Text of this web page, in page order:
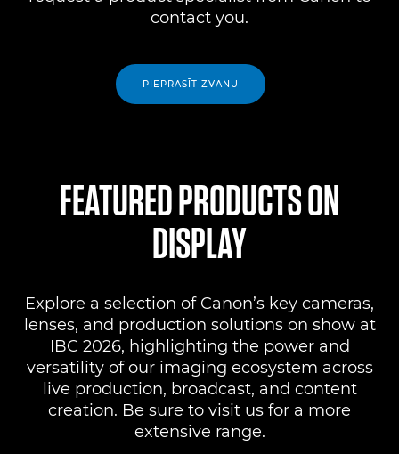
contact you.
PIEPRASĪT ZVANU
FEATURED PRODUCTS ON
DISPLAY
Explore a selection of Canon’s key cameras,
lenses, and production solutions on show at
IBC 2026, highlighting the power and
versatility of our imaging ecosystem across
live production, broadcast, and content
creation. Be sure to visit us for a more
extensive range.